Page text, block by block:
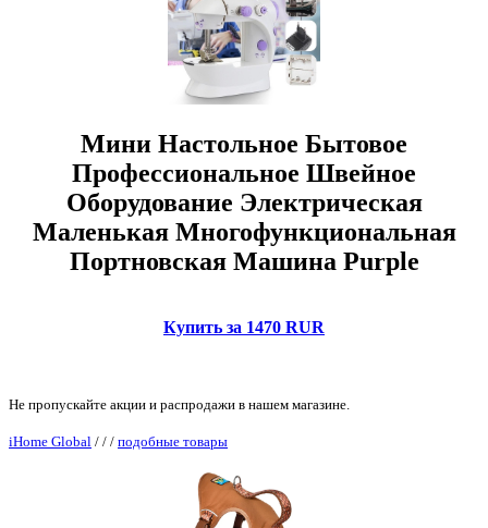
Мини Настольное Бытовое
Профессиональное Швейное
Оборудование Электрическая
Маленькая Многофункциональная
Портновская Машина Purple
Купить за 1470 RUR
Не пропускайте акции и распродажи в нашем магазине.
iHome Global / / / подобные товары